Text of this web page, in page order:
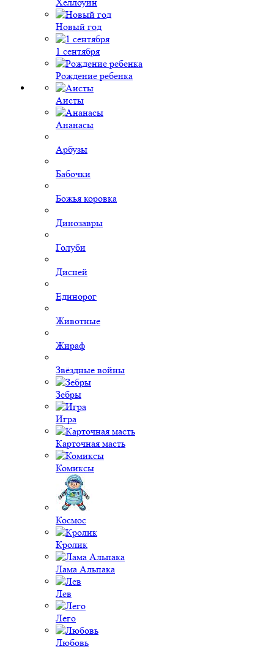
Новый год
1 сентября
Рождение ребенка
Аисты
Ананасы
Арбузы
Бабочки
Божья коровка
Динозавры
Голуби
Дисней
Единорог
Животные
Жираф
Звёздные войны
Зебры
Игра
Карточная масть
Комиксы
Космос
Кролик
Лама Альпака
Лев
Лего
Любовь